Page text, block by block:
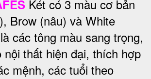
Két có 3 màu cơ bản
Brow (nâu) và White
các tông màu sang trọng,
nội thất hiện đại, thích hợp
mệnh, các tuổi theo